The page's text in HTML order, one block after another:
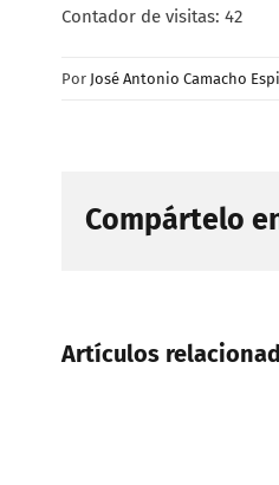
Contador de visitas: 42
Por José Antonio Camacho
Compártelo
Artículos